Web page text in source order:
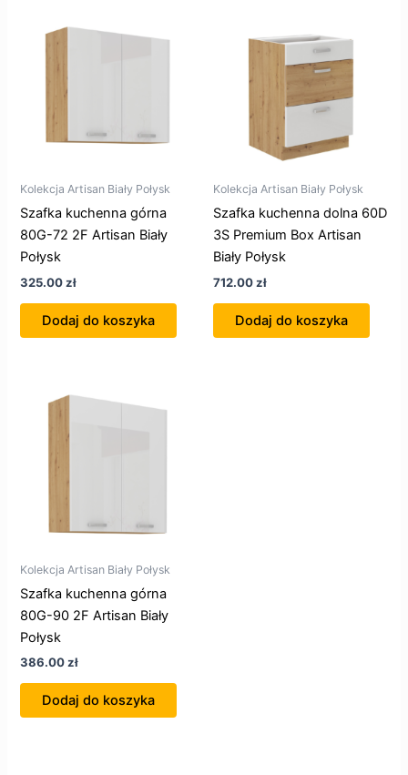
Kolekcja Artisan Biały Połysk
Szafka kuchenna górna
80G-72 2F Artisan Biały
Połysk
325.00zł
Dodaj do koszyka
Kolekcja Artisan Biały Połysk
Szafka kuchenna dolna 60D
3S Premium Box Artisan
Biały Połysk
712.00zł
Dodaj do koszyka
Kolekcja Artisan Biały Połysk
Szafka kuchenna górna
80G-90 2F Artisan Biały
Połysk
386.00zł
Dodaj do koszyka